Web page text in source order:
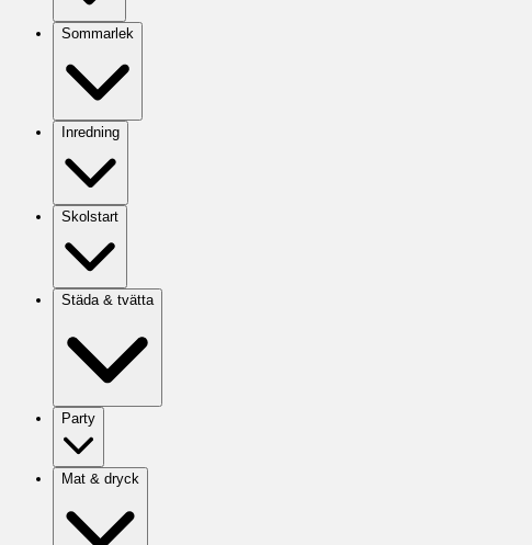
Sommarlek
Inredning
Skolstart
Städa & tvätta
Party
Mat & dryck